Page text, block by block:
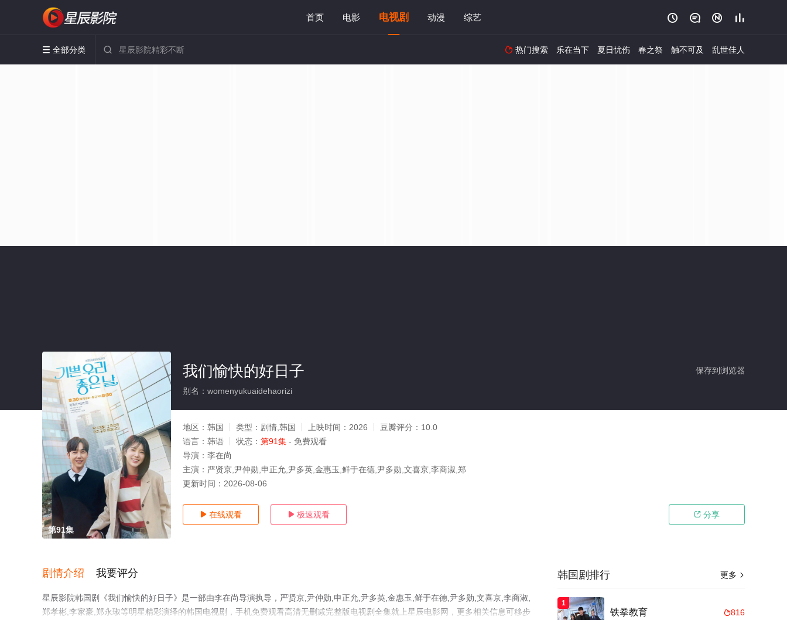
首页 电影 电视剧 动漫 综艺    
 全部分类   热门搜索 乐在当下 夏日忧伤 春之祭 触不可及 乱世佳人
第91集
保存到浏览器
我们愉快的好日子
别名：womenyukuaidehaorizi
地区： 韩国 类型： 剧情,韩国 上映时间： 2026 豆瓣评分： 10.0
语言： 韩语 状态： 第91集 - 免费观看
导演： 李在尚
主演： 严贤京,尹仲勋,申正允,尹多英,金惠玉,鲜于在德,尹多勋,文喜京,李商淑,郑
更新时间： 2026-08-06
 在线观看  极速观看  分享
剧情介绍 我要评分
星辰影院韩国剧《我们愉快的好日子》是一部由李在尚导演执导，严贤京,尹仲勋,申正允,尹多英,金惠玉,鲜于在德,尹多勋,文喜京,李商淑,
郑孝彬,李家豪,郑永琡等明星精彩演绎的韩国电视剧，手机免费观看高清无删减完整版电视剧全集就上星辰电影网，更多相关信息可移步
更多 
韩国剧排行
1
816
铁拳教育